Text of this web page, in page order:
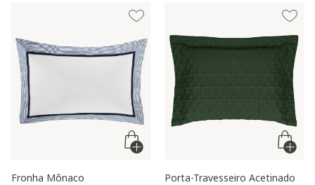
Fronha Mônaco
Porta-Travesseiro Acetinado